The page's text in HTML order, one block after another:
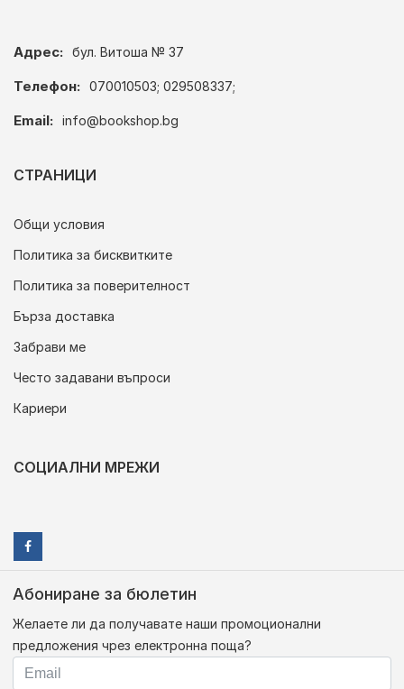
Адрес: бул. Витоша № 37
Телефон: 070010503; 029508337;
Email: info@bookshop.bg
СТРАНИЦИ
Общи условия
Политика за бисквитките
Политика за поверителност
Бърза доставка
Забрави ме
Често задавани въпроси
Кариери
СОЦИАЛНИ МРЕЖИ
Абониране за бюлетин
Желаете ли да получавате наши промоционални
предложения чрез електронна поща?